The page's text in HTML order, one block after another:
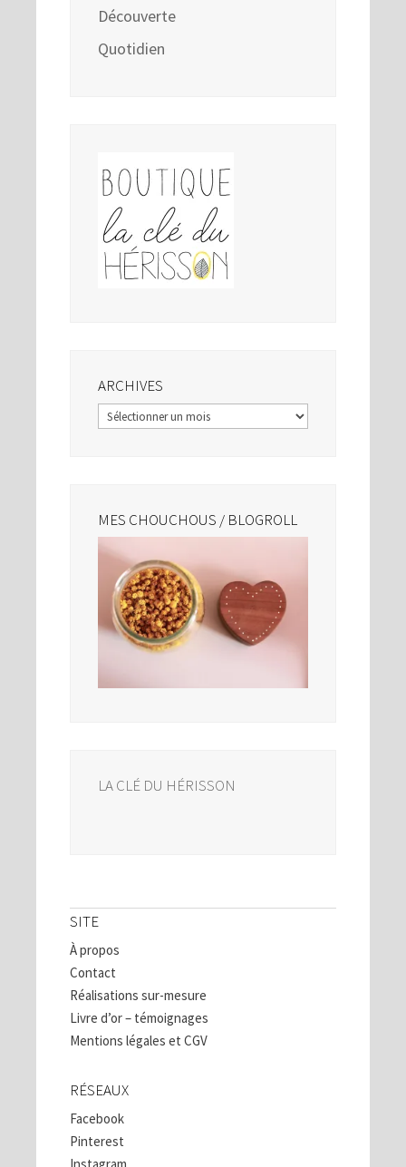
Découverte
Quotidien
ARCHIVES
Archives
MES CHOUCHOUS / BLOGROLL
LA CLÉ DU HÉRISSON
SITE
À propos
Contact
Réalisations sur-mesure
Livre d’or – témoignages
Mentions légales et CGV
RÉSEAUX
Facebook
Pinterest
Instagram